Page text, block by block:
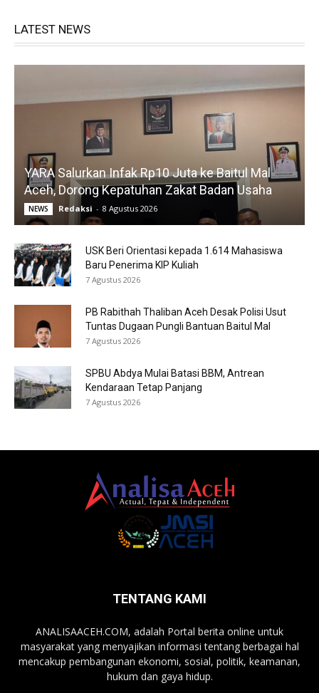
LATEST NEWS
YARA Salurkan Infak Rp10 Juta ke Baitul Mal
Aceh, Dorong Kepatuhan Zakat Badan Usaha
NEWS Redaksi - 8 Agustus 2026
USK Beri Orientasi kepada 1.614 Mahasiswa
Baru Penerima KIP Kuliah
7 Agustus 2026
PB Rabithah Thaliban Aceh Desak Polisi Usut
Tuntas Dugaan Pungli Bantuan Baitul Mal
7 Agustus 2026
SPBU Abdya Mulai Batasi BBM, Antrean
Kendaraan Tetap Panjang
7 Agustus 2026
TENTANG KAMI
ANALISAACEH.COM, adalah Portal berita online untuk
masyarakat yang menyajikan informasi tentang berbagai hal
mencakup pembangunan ekonomi, sosial, politik, keamanan,
hukum dan gaya hidup.